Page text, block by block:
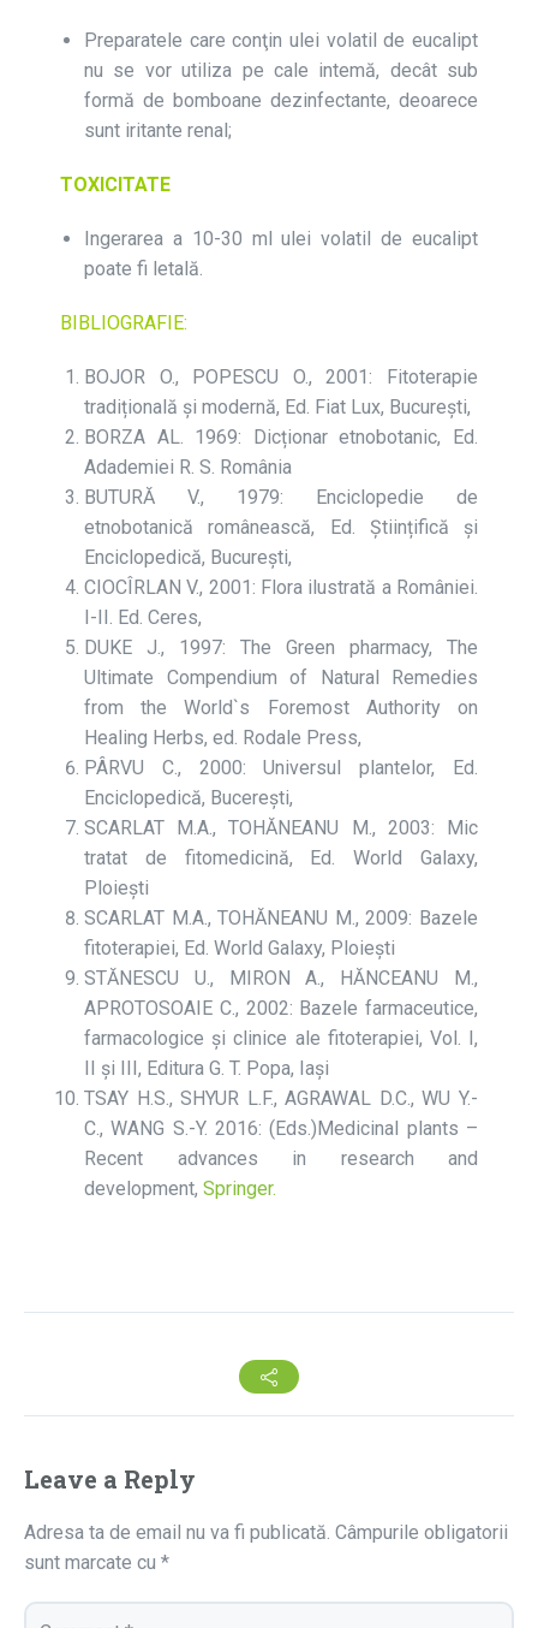
Preparatele care conţin ulei volatil de eucalipt
nu se vor utiliza pe cale intemă, decât sub
formă de bomboane dezinfectante, deoarece
sunt iritante renal;
TOXICITATE
Ingerarea a 10-30 ml ulei volatil de eucalipt
poate fi letală.
BIBLIOGRAFIE:
BOJOR O., POPESCU O., 2001: Fitoterapie
tradițională și modernă, Ed. Fiat Lux, București,
BORZA AL. 1969: Dicționar etnobotanic, Ed.
Adademiei R. S. România
BUTURĂ V., 1979: Enciclopedie de
etnobotanică românească, Ed. Științifică și
Enciclopedică, București,
CIOCÎRLAN V., 2001: Flora ilustrată a României.
I-II. Ed. Ceres,
DUKE J., 1997: The Green pharmacy, The
Ultimate Compendium of Natural Remedies
from the World`s Foremost Authority on
Healing Herbs, ed. Rodale Press,
PÂRVU C., 2000: Universul plantelor, Ed.
Enciclopedică, Bucerești,
SCARLAT M.A., TOHĂNEANU M., 2003: Mic
tratat de fitomedicină, Ed. World Galaxy,
Ploiești
SCARLAT M.A., TOHĂNEANU M., 2009: Bazele
fitoterapiei, Ed. World Galaxy, Ploiești
STĂNESCU U., MIRON A., HĂNCEANU M.,
APROTOSOAIE C., 2002: Bazele farmaceutice,
farmacologice și clinice ale fitoterapiei, Vol. I,
II și III, Editura G. T. Popa, Iași
TSAY H.S., SHYUR L.F., AGRAWAL D.C., WU Y.-
C., WANG S.-Y. 2016: (Eds.)Medicinal plants –
Recent advances in research and
development, Springer.
Leave a Reply
Adresa ta de email nu va fi publicată. Câmpurile obligatorii
sunt marcate cu *